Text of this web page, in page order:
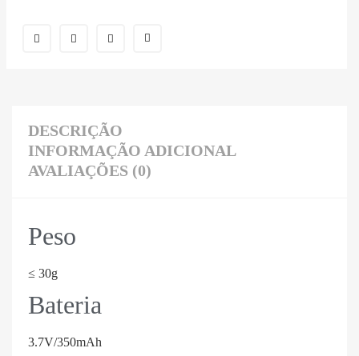
DESCRIÇÃO
INFORMAÇÃO ADICIONAL
AVALIAÇÕES (0)
Peso
≤ 30g
Bateria
3.7V/350mAh